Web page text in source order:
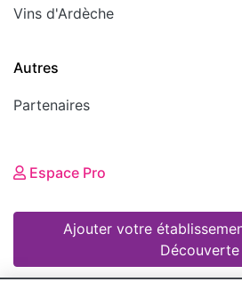
Vins d'Ardèche
Autres
Partenaires
Espace Pro
Ajouter votre
Découverte